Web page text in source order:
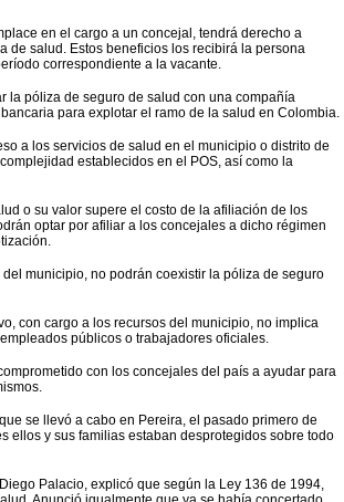
en el cargo a un concejal, tendrá derecho a
de salud. Estos beneficios los recibirá la persona
correspondiente a la vacante.
la póliza de seguro de salud con una compañía
para explotar el ramo de la salud en Colombia.
a los servicios de salud en el municipio o distrito de
establecidos en el POS, así como la
o su valor supere el costo de la afiliación de los
optar por afiliar a los concejales a dicho régimen
municipio, no podrán coexistir la póliza de seguro
con cargo a los recursos del municipio, no implica
públicos o trabajadores oficiales.
con los concejales del país a ayudar para
se llevó a cabo en Pereira, el pasado primero de
ellos y sus familias estaban desprotegidos sobre todo
Palacio, explicó que según la Ley 136 de 1994,